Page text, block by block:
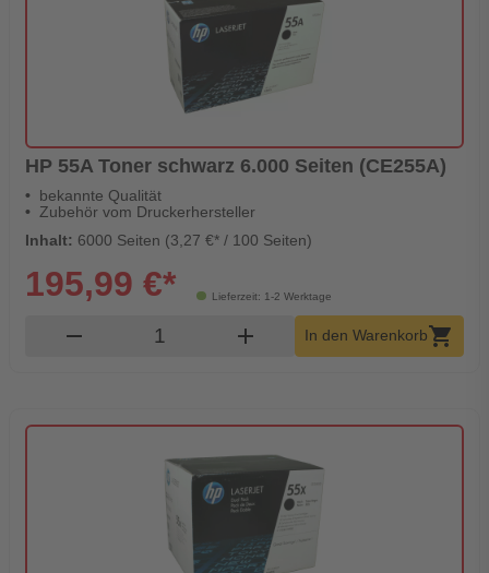
HP 55A Toner schwarz 6.000 Seiten (CE255A)
bekannte Qualität
Zubehör vom Druckerhersteller
Inhalt: 6000 Seiten (3,27 €* / 100 Seiten)
Lieferzeit: 1-2 Werktage
195,99 €*
remove Produkt Warenkorb Menge
add In den Warenkorbshopping_cart